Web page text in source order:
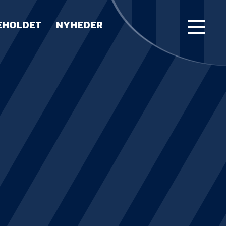
NYHEDER FORSIDE